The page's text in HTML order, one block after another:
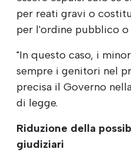
per reati gravi o
per l'ordine pubblico o
"In questo caso, i
sempre i genitori nel
precisa il Governo
di legge.
Riduzione della
giudiziari